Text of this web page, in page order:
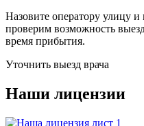
Назовите оператору улицу
проверим возможность
время прибытия.
Уточнить выезд врача
Наши лицензии